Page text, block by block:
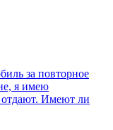
за повторное
я имею
отдают. Имеют ли